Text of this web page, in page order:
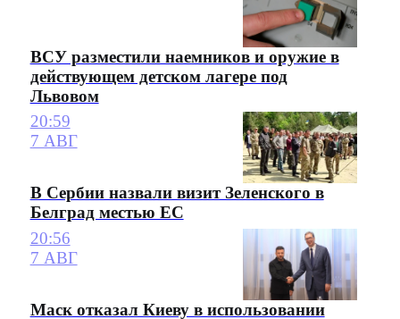
ВСУ разместили наемников и оружие в
действующем детском лагере под
Львовом
20:59
7 АВГ
В Сербии назвали визит Зеленского в
Белград местью ЕС
20:56
7 АВГ
Маск отказал Киеву в использовании